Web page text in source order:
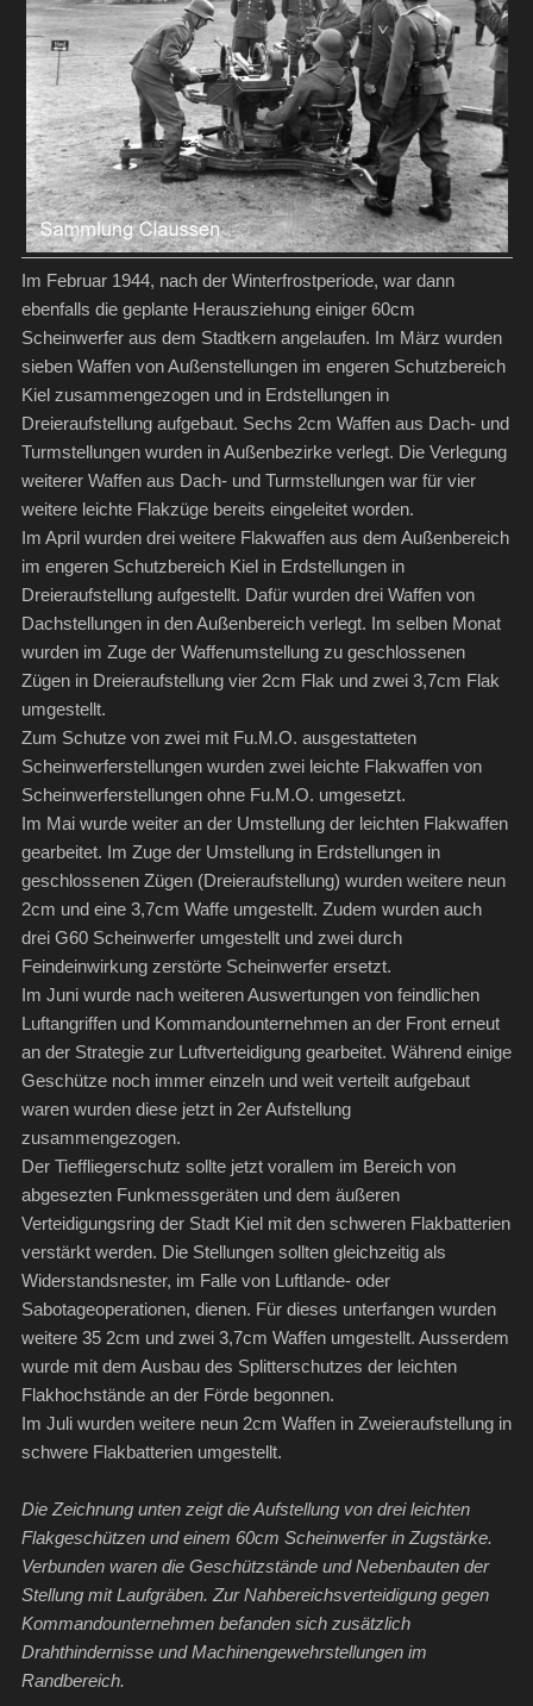
Im Februar 1944, nach der Winterfrostperiode, war dann
ebenfalls die geplante Herausziehung einiger 60cm
Scheinwerfer aus dem Stadtkern angelaufen. Im März wurden
sieben Waffen von Außenstellungen im engeren Schutzbereich
Kiel zusammengezogen und in Erdstellungen in
Dreieraufstellung aufgebaut. Sechs 2cm Waffen aus Dach- und
Turmstellungen wurden in Außenbezirke verlegt. Die Verlegung
weiterer Waffen aus Dach- und Turmstellungen war für vier
weitere leichte Flakzüge bereits eingeleitet worden.
Im April wurden drei weitere Flakwaffen aus dem Außenbereich
im engeren Schutzbereich Kiel in Erdstellungen in
Dreieraufstellung aufgestellt. Dafür wurden drei Waffen von
Dachstellungen in den Außenbereich verlegt. Im selben Monat
wurden im Zuge der Waffenumstellung zu geschlossenen
Zügen in Dreieraufstellung vier 2cm Flak und zwei 3,7cm Flak
umgestellt.
Zum Schutze von zwei mit Fu.M.O. ausgestatteten
Scheinwerferstellungen wurden zwei leichte Flakwaffen von
Scheinwerferstellungen ohne Fu.M.O. umgesetzt.
Im Mai wurde weiter an der Umstellung der leichten Flakwaffen
gearbeitet. Im Zuge der Umstellung in Erdstellungen in
geschlossenen Zügen (Dreieraufstellung) wurden weitere neun
2cm und eine 3,7cm Waffe umgestellt. Zudem wurden auch
drei G60 Scheinwerfer umgestellt und zwei durch
Feindeinwirkung zerstörte Scheinwerfer ersetzt.
Im Juni wurde nach weiteren Auswertungen von feindlichen
Luftangriffen und Kommandounternehmen an der Front erneut
an der Strategie zur Luftverteidigung gearbeitet. Während einige
Geschütze noch immer einzeln und weit verteilt aufgebaut
waren wurden diese jetzt in 2er Aufstellung
zusammengezogen.
Der Tieffliegerschutz sollte jetzt vorallem im Bereich von
abgesezten Funkmessgeräten und dem äußeren
Verteidigungsring der Stadt Kiel mit den schweren Flakbatterien
verstärkt werden. Die Stellungen sollten gleichzeitig als
Widerstandsnester, im Falle von Luftlande- oder
Sabotageoperationen, dienen. Für dieses unterfangen wurden
weitere 35 2cm und zwei 3,7cm Waffen umgestellt. Ausserdem
wurde mit dem Ausbau des Splitterschutzes der leichten
Flakhochstände an der Förde begonnen.
Im Juli wurden weitere neun 2cm Waffen in Zweieraufstellung in
schwere Flakbatterien umgestellt.
Die Zeichnung unten zeigt die Aufstellung von drei leichten
Flakgeschützen und einem 60cm Scheinwerfer in Zugstärke.
Verbunden waren die Geschützstände und Nebenbauten der
Stellung mit Laufgräben. Zur Nahbereichsverteidigung gegen
Kommandounternehmen befanden sich zusätzlich
Drahthindernisse und Machinengewehrstellungen im
Randbereich.